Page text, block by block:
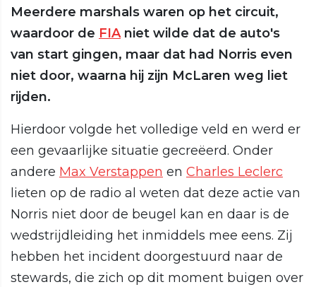
Meerdere marshals waren op het circuit,
waardoor de FIAniet wilde dat de auto's
van start gingen, maar dat had Norris even
niet door, waarna hij zijn McLaren weg liet
rijden.
Hierdoor volgde het volledige veld en werd er
een gevaarlijke situatie gecreëerd. Onder
andere Max Verstappen en Charles Leclerc
lieten op de radio al weten dat deze actie van
Norris niet door de beugel kan en daar is de
wedstrijdleiding het inmiddels mee eens. Zij
hebben het incident doorgestuurd naar de
stewards, die zich op dit moment buigen over